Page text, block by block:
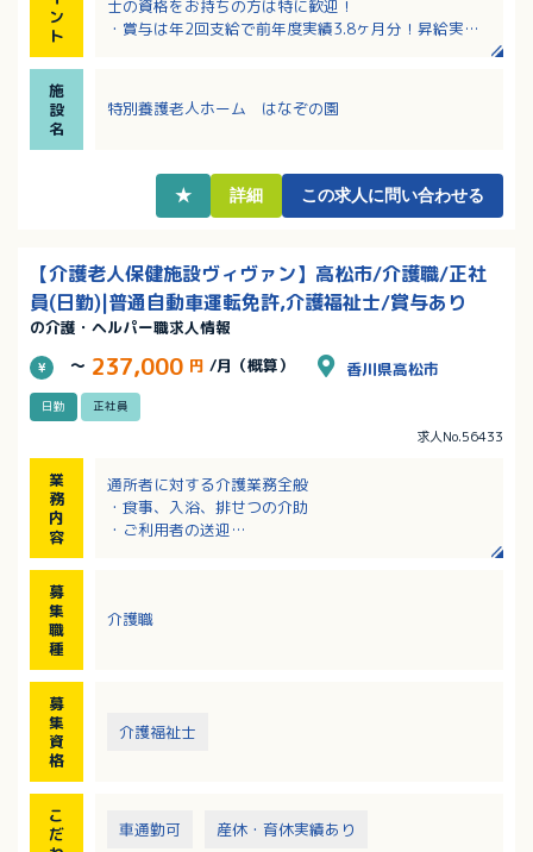
ン
ト
士の資格をお持ちの方は特に歓迎！
・賞与は年2回支給で前年度実績3.8ヶ月分！昇給実績
イベートと両立しやすい働き方です
・各種手当充実！該当者には扶養手当や住宅手当など
施
設
名
特別養護老人ホーム はなぞの園
★ 詳細 この求人に問い合わせる
【介護老人保健施設ヴィヴァン】高松市/介護職/正社
員(日勤)|普通自動車運転免許,介護福祉士/賞与あり
の介護・ヘルパー職求人情報
～ 237,000 円 /月（概算） 香川県高松市
日勤 正社員
求人No.56433
業
務
内
容
通所者に対する介護業務全般
・食事、入浴、排せつの介助
・ご利用者の送迎
※エリア：高松市内
食→口腔ケア
募
集
職
種
介護職
募
集
資
格
介護福祉士
こ
だ
車通勤可 産休・育休実績あり